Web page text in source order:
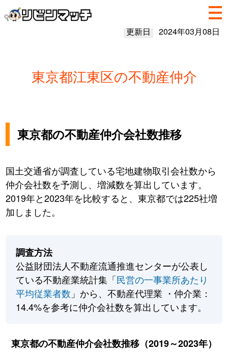
更新日 2024年03月08日
東京都江東区の不動産仲介
東京都の不動産仲介会社数推移
国土交通省が調査している宅地建物取引会社数から
仲介会社数を予測し、増減数を算出しています。
2019年と2023年を比較すると、東京都では225社増
加しました。
調査方法
公益財団法人不動産流通推進センターが公表し
ている不動産業統計集「民営の一事業所あたり
平均従業者数 」から、不動産代理業 ・仲介業：
14.4%を参考に仲介会社数を算出しています。
東京都の不動産仲介会社数推移（2019～2023年）